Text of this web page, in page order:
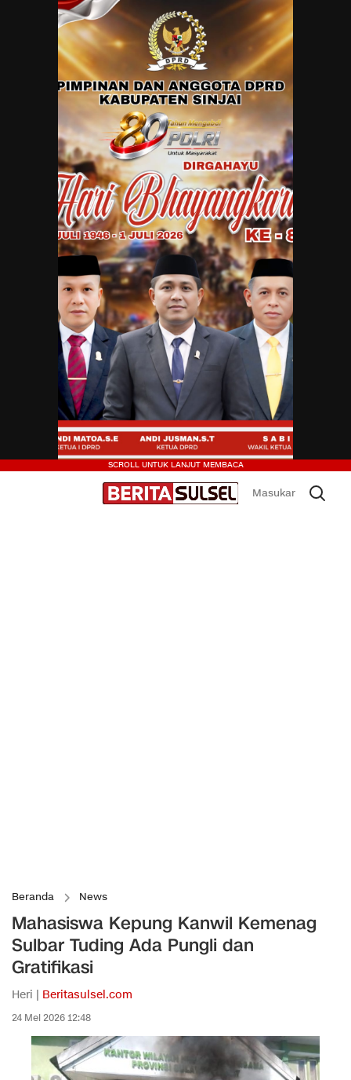
Beranda News
Mahasiswa Kepung Kanwil Kemenag
Sulbar Tuding Ada Pungli dan
Gratifikasi
Heri | Beritasulsel.com
24 Mei 2026 12:48